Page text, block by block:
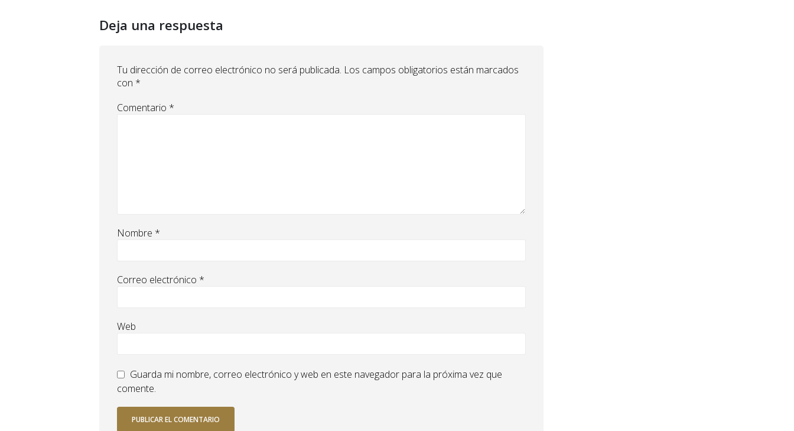
Deja una respuesta
Tu dirección de correo electrónico no será publicada. Los campos obligatorios están marcados
con *
Comentario *
Nombre *
Correo electrónico *
Web
Guarda mi nombre, correo electrónico y web en este navegador para la próxima vez que
comente.